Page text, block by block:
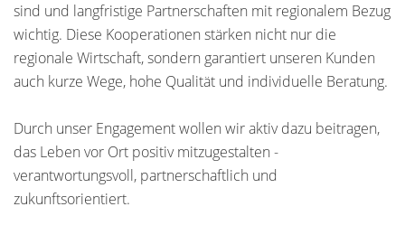
sind und langfristige Partnerschaften mit regionalem Bezug
wichtig. Diese Kooperationen stärken nicht nur die
regionale Wirtschaft, sondern garantiert unseren Kunden
auch kurze Wege, hohe Qualität und individuelle Beratung.
Durch unser Engagement wollen wir aktiv dazu beitragen,
das Leben vor Ort positiv mitzugestalten -
verantwortungsvoll, partnerschaftlich und
zukunftsorientiert.